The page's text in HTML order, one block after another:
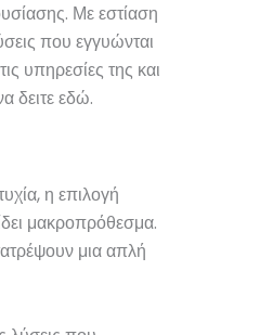
Με εστίαση
που εγγυώνται
υπηρεσίες της και
δειτε εδώ.
η επιλογή
μακροπρόθεσμα.
μια απλή